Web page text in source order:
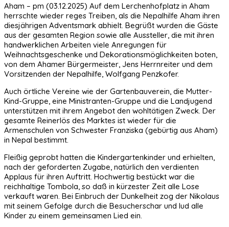
Aham – pm (03.12.2025) Auf dem Lerchenhofplatz in Aham
herrschte wieder reges Treiben, als die Nepalhilfe Aham ihren
diesjährigen Adventsmark abhielt. Begrüßt wurden die Gäste
aus der gesamten Region sowie alle Aussteller, die mit ihren
handwerklichen Arbeiten viele Anregungen für
Weihnachtsgeschenke und Dekorationsmöglichkeiten boten,
von dem Ahamer Bürgermeister, Jens Herrnreiter und dem
Vorsitzenden der Nepalhilfe, Wolfgang Penzkofer.
Auch örtliche Vereine wie der Gartenbauverein, die Mutter-
Kind-Gruppe, eine Ministranten-Gruppe und die Landjugend
unterstützen mit ihrem Angebot den wohltätigen Zweck. Der
gesamte Reinerlös des Marktes ist wieder für die
Armenschulen von Schwester Franziska (gebürtig aus Aham)
in Nepal bestimmt.
Fleißig geprobt hatten die Kindergartenkinder und erhielten,
nach der geforderten Zugabe, natürlich den verdienten
Applaus für ihren Auftritt. Hochwertig bestückt war die
reichhaltige Tombola, so daß in kürzester Zeit alle Lose
verkauft waren. Bei Einbruch der Dunkelheit zog der Nikolaus
mit seinem Gefolge durch die Besucherschar und lud alle
Kinder zu einem gemeinsamen Lied ein.